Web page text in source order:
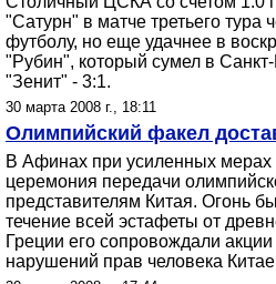
"Сатурн" в матче третьего тура
футболу, но еще удачнее в
"Рубин", который сумел в
"Зенит" - 3:1.
30 марта 2008 г., 18:11
Олимпийский факел
В Афинах при усиленных мерах
церемония передачи
представителям Китая. Огонь
течение всей эстафеты от
Греции его сопровождали акции
нарушений прав человека